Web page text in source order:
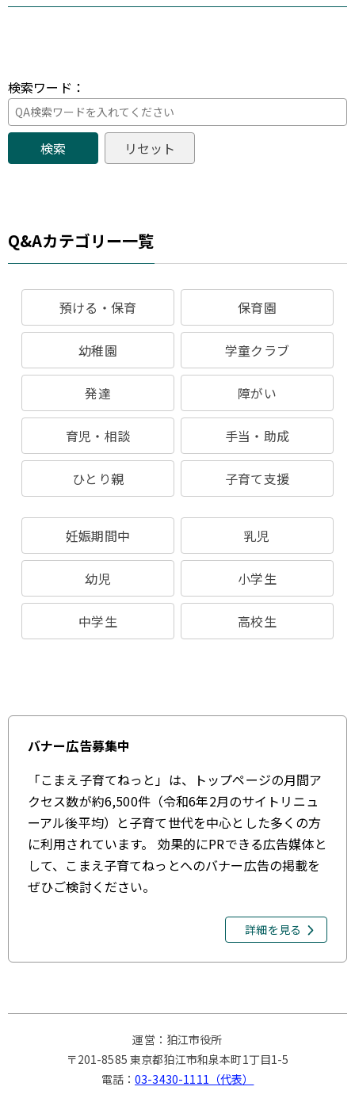
検索ワード：
Q&Aカテゴリー一覧
預ける・保育 保育園
幼稚園 学童クラブ
発達 障がい
育児・相談 手当・助成
ひとり親 子育て支援
妊娠期間中 乳児
幼児 小学生
中学生 高校生
バナー広告募集中
「こまえ子育てねっと」は、トップページの月間ア
クセス数が約6,500件（令和6年2月のサイトリニュ
ーアル後平均）と子育て世代を中心とした多くの方
に利用されています。 効果的にPRできる広告媒体と
して、こまえ子育てねっとへのバナー広告の掲載を
ぜひご検討ください。
詳細を見る
運営：狛江市役所
〒201-8585 東京都狛江市和泉本町1丁目1-5
電話：03-3430-1111（代表）